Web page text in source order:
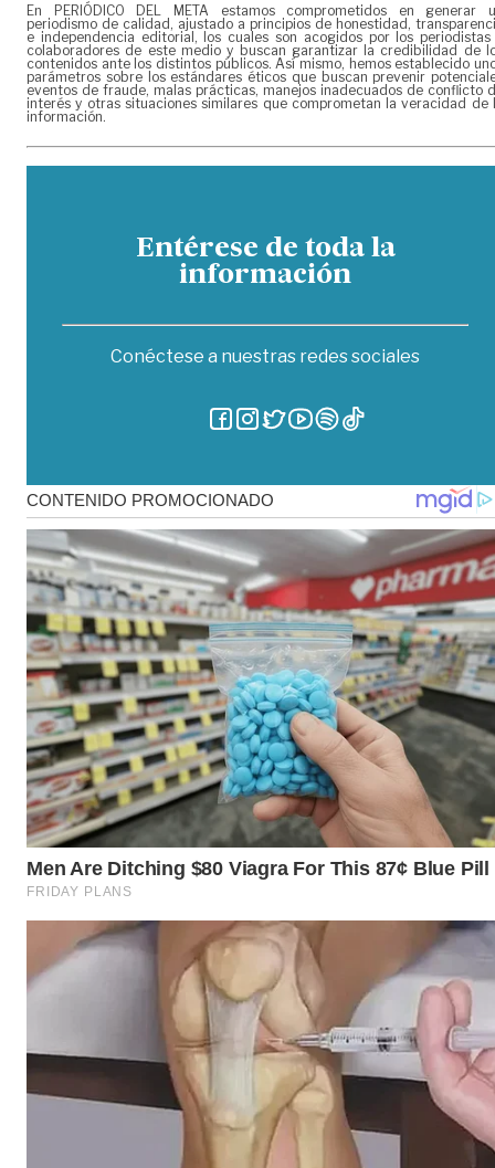
En PERIÓDICO DEL META estamos comprometidos en generar
periodismo de calidad, ajustado a principios de honestidad,
e independencia editorial, los cuales son acogidos por los periodistas
colaboradores de este medio y buscan garantizar la credibilidad de
contenidos ante los distintos públicos. Así mismo, hemos establecido
parámetros sobre los estándares éticos que buscan prevenir
eventos de fraude, malas prácticas, manejos inadecuados de conflicto
interés y otras situaciones similares que comprometan la veracidad de
información.
Entérese de toda la
información
Conéctese a nuestras redes sociales